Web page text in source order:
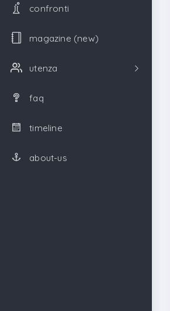
confronti
magazine (new)
utenza
faq
timeline
about-us